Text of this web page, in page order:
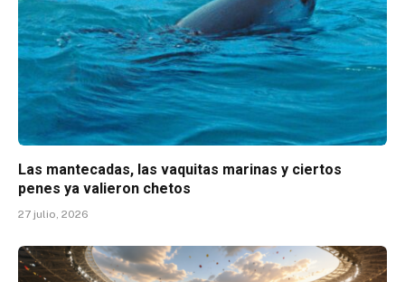
Las mantecadas, las vaquitas marinas y ciertos
penes ya valieron chetos
27 julio, 2026